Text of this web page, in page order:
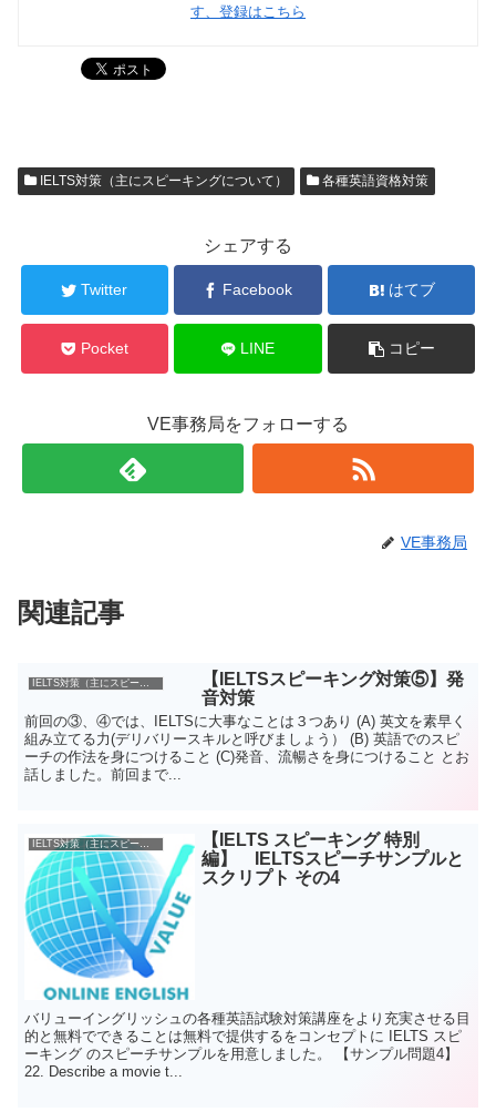
す、登録はこちら
IELTS対策（主にスピーキングについて） 各種英語資格対策
シェアする
Twitter Facebook はてブ
Pocket LINE コピー
VE事務局をフォローする
VE事務局
関連記事
IELTS対策（主にスピーキングについて）
【IELTSスピーキング対策⑤】発
音対策
前回の③、④では、IELTSに大事なことは３つあり (A) 英文を素早く
組み立てる力(デリバリースキルと呼びましょう） (B) 英語でのスピ
ーチの作法を身につけること (C)発音、流暢さを身につけること とお
話しました。前回まで...
IELTS対策（主にスピーキングについて）
【IELTS スピーキング 特別
編】 IELTSスピーチサンプルと
スクリプト その4
バリューイングリッシュの各種英語試験対策講座をより充実させる目
的と無料でできることは無料で提供するをコンセプトに IELTS スピ
ーキング のスピーチサンプルを用意しました。 【サンプル問題4】
22. Describe a movie t...